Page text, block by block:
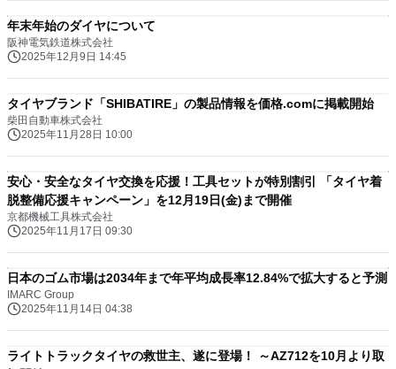
年末年始のダイヤについて
阪神電気鉄道株式会社
2025年12月9日 14:45
タイヤブランド「SHIBATIRE」の製品情報を価格.comに掲載開始
柴田自動車株式会社
2025年11月28日 10:00
安心・安全なタイヤ交換を応援！工具セットが特別割引 「タイヤ着
脱整備応援キャンペーン」を12月19日(金)まで開催
京都機械工具株式会社
2025年11月17日 09:30
日本のゴム市場は2034年まで年平均成長率12.84%で拡大すると予測
IMARC Group
2025年11月14日 04:38
ライトトラックタイヤの救世主、遂に登場！ ～AZ712を10月より取